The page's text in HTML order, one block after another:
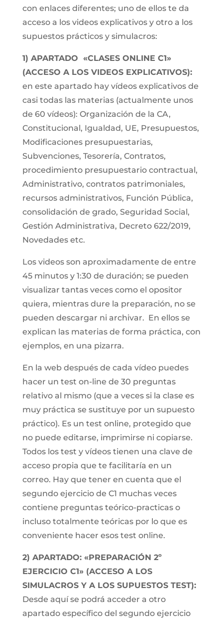
con enlaces diferentes; uno de ellos te da
acceso a los videos explicativos y otro a los
supuestos prácticos y simulacros:
1) APARTADO «CLASES ONLINE C1»
(ACCESO A LOS VIDEOS EXPLICATIVOS):
en este apartado hay vídeos explicativos de
casi todas las materias (actualmente unos
de 60 vídeos): Organización de la CA,
Constitucional, Igualdad, UE, Presupuestos,
Modificaciones presupuestarias,
Subvenciones, Tesorería, Contratos,
procedimiento presupuestario contractual,
Administrativo, contratos patrimoniales,
recursos administrativos, Función Pública,
consolidación de grado, Seguridad Social,
Gestión Administrativa, Decreto 622/2019,
Novedades etc.
Los videos son aproximadamente de entre
45 minutos y 1:30 de duración; se pueden
visualizar tantas veces como el opositor
quiera, mientras dure la preparación, no se
pueden descargar ni archivar. En ellos se
explican las materias de forma práctica, con
ejemplos, en una pizarra.
En la web después de cada vídeo puedes
hacer un test on-line de 30 preguntas
relativo al mismo (que a veces si la clase es
muy práctica se sustituye por un supuesto
práctico). Es un test online, protegido que
no puede editarse, imprimirse ni copiarse.
Todos los test y vídeos tienen una clave de
acceso propia que te facilitaría en un
correo. Hay que tener en cuenta que el
segundo ejercicio de C1 muchas veces
contiene preguntas teórico-practicas o
incluso totalmente teóricas por lo que es
conveniente hacer esos test online.
2) APARTADO: «PREPARACIÓN 2º
EJERCICIO C1» (ACCESO A LOS
SIMULACROS Y A LOS SUPUESTOS TEST):
Desde aquí se podrá acceder a otro
apartado específico del segundo ejercicio